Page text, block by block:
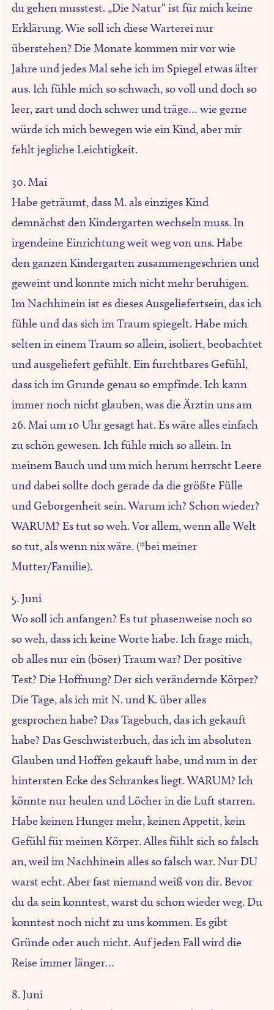
du gehen musstest. „Die Natur“ ist für mich keine
Erklärung. Wie soll ich diese Warterei nur
überstehen? Die Monate kommen mir vor wie
Jahre und jedes Mal sehe ich im Spiegel etwas älter
aus. Ich fühle mich so schwach, so voll und doch so
leer, zart und doch schwer und träge… wie gerne
würde ich mich bewegen wie ein Kind, aber mir
fehlt jegliche Leichtigkeit.
30. Mai
Habe geträumt, dass M. als einziges Kind
demnächst den Kindergarten wechseln muss. In
irgendeine Einrichtung weit weg von uns. Habe
den ganzen Kindergarten zusammengeschrien und
geweint und konnte mich nicht mehr beruhigen.
Im Nachhinein ist es dieses Ausgeliefertsein, das ich
fühle und das sich im Traum spiegelt. Habe mich
selten in einem Traum so allein, isoliert, beobachtet
und ausgeliefert gefühlt. Ein furchtbares Gefühl,
dass ich im Grunde genau so empfinde. Ich kann
immer noch nicht glauben, was die Ärztin uns am
26. Mai um 10 Uhr gesagt hat. Es wäre alles einfach
zu schön gewesen. Ich fühle mich so allein. In
meinem Bauch und um mich herum herrscht Leere
und dabei sollte doch gerade da die größte Fülle
und Geborgenheit sein. Warum ich? Schon wieder?
WARUM? Es tut so weh. Vor allem, wenn alle Welt
so tut, als wenn nix wäre. (*bei meiner
Mutter/Familie).
5. Juni
Wo soll ich anfangen? Es tut phasenweise noch so
so weh, dass ich keine Worte habe. Ich frage mich,
ob alles nur ein (böser) Traum war? Der positive
Test? Die Hoffnung? Der sich verändernde Körper?
Die Tage, als ich mit N. und K. über alles
gesprochen habe? Das Tagebuch, das ich gekauft
habe? Das Geschwisterbuch, das ich im absoluten
Glauben und Hoffen gekauft habe, und nun in der
hintersten Ecke des Schrankes liegt. WARUM? Ich
könnte nur heulen und Löcher in die Luft starren.
Habe keinen Hunger mehr, keinen Appetit, kein
Gefühl für meinen Körper. Alles fühlt sich so falsch
an, weil im Nachhinein alles so falsch war. Nur DU
warst echt. Aber fast niemand weiß von dir. Bevor
du da sein konntest, warst du schon wieder weg. Du
konntest noch nicht zu uns kommen. Es gibt
Gründe oder auch nicht. Auf jeden Fall wird die
Reise immer länger…
8. Juni